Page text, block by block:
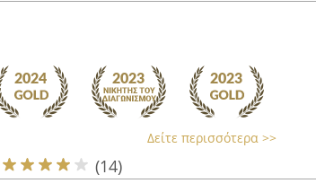
Δείτε περισσότερα >>
(14)